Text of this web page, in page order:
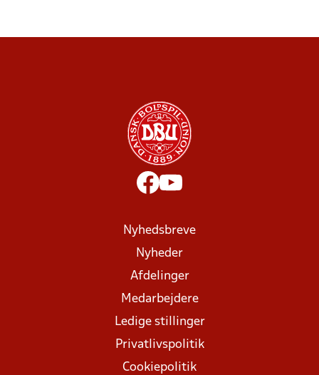
Nyhedsbreve
Nyheder
Afdelinger
Medarbejdere
Ledige stillinger
Privatlivspolitik
Cookiepolitik